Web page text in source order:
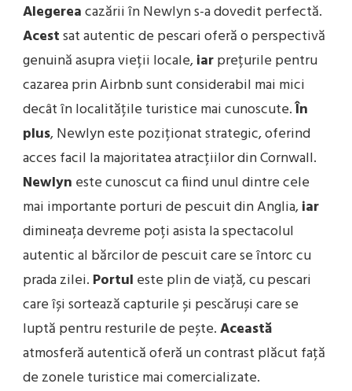
Alegereacazării în Newlyn s-a dovedit perfectă.
Acestsat autentic de pescari oferă o perspectivă
genuină asupra vieții locale,iarprețurile pentru
cazarea prin Airbnb sunt considerabil mai mici
decât în localitățile turistice mai cunoscute.În
plus, Newlyn este poziționat strategic, oferind
acces facil la majoritatea atracțiilor din Cornwall.
Newlyn este cunoscut ca fiind unul dintre cele
mai importante porturi de pescuit din Anglia,iar
dimineața devreme poți asista la spectacolul
autentic al bărcilor de pescuit care se întorc cu
prada zilei. Portul este plin de viață, cu pescari
care își sortează capturile și pescăruși care se
luptă pentru resturile de pește.Această
atmosferă autentică oferă un contrast plăcut față
de zonele turistice mai comercializate.